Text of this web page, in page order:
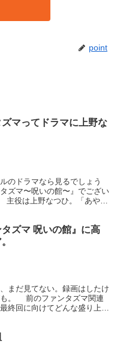
point
マってドラマに上野な
のドラマなら見るでしょう
ズマ〜呪いの館〜』でござい
役は上野なつひ。「あや」
タズマ 呪いの館』に高
まだ見てない。録画はしたけ
も。 前のファンタズマ関連
終回に向けてどんな盛り上が